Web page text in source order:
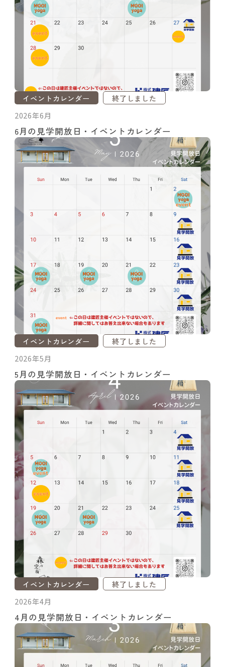
イベントカレンダー
終了しました
2026年6月
6月の見学開放日・イベントカレンダー
イベントカレンダー
終了しました
2026年5月
5月の見学開放日・イベントカレンダー
イベントカレンダー
終了しました
2026年4月
4月の見学開放日・イベントカレンダー